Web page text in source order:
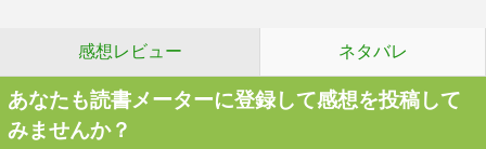
感想レビュー ネタバレ
あなたも読書メーターに登録して感想を投稿して
みませんか？